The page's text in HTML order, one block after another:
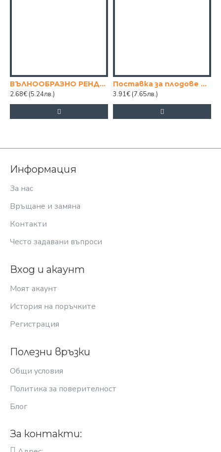
ВЪЛНООБРАЗНО РЕНДЕ ЗА ЧИПС И ДЕКОРАЦИИ
2.68€ (5.24лв.)
Поставка за плодове и зеленчуци.черен тел с дървена подложка ф25см
3.91€ (7.65лв.)
Информация
За нас
Връщане и замяна
Контакти
Често задавани въпроси
Вход и акаунт
Моят акаунт
История на поръчките
Регистрация
Полезни връзки
Общи условия
Политика за поверителност
Блог
За контакти: